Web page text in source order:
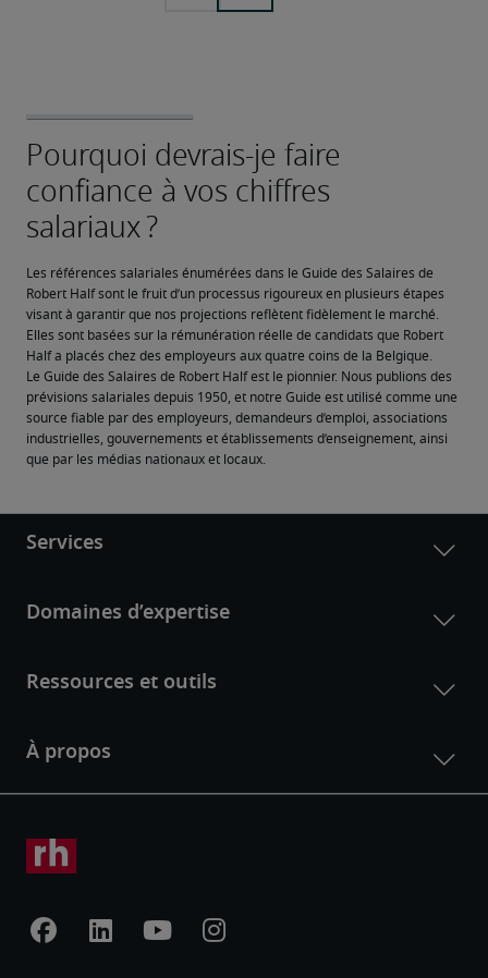
Les références salariales énumérées dans le Guide des Salaires de
Robert Half sont le fruit d’un processus rigoureux en plusieurs étapes
visant à garantir que nos projections reflètent fidèlement le marché.
Elles sont basées sur la rémunération réelle de candidats que Robert
Half a placés chez des employeurs aux quatre coins de la Belgique.
Le Guide des Salaires de Robert Half est le pionnier. Nous publions des
prévisions salariales depuis 1950, et notre Guide est utilisé comme une
source fiable par des employeurs, demandeurs d’emploi, associations
industrielles, gouvernements et établissements d’enseignement, ainsi
que par les médias nationaux et locaux.